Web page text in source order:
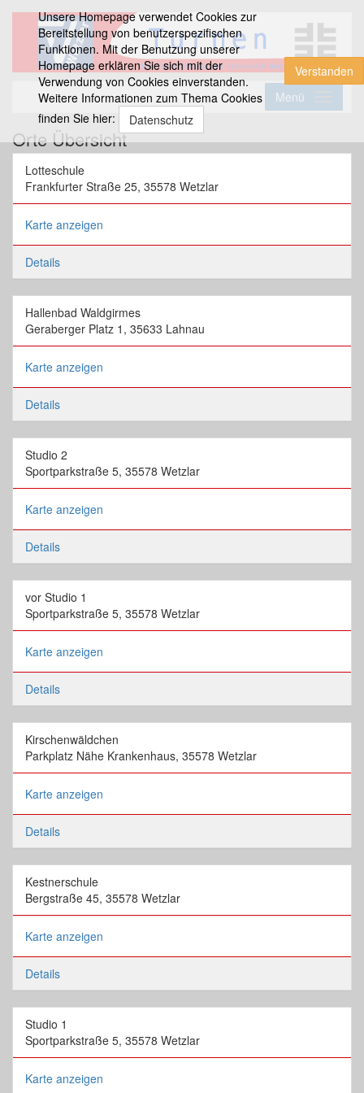
Unsere Homepage verwendet Cookies zur
Bereitstellung von benutzerspezifischen
Funktionen. Mit der Benutzung unserer
Homepage erklären Sie sich mit der
Verwendung von Cookies einverstanden.
Weitere Informationen zum Thema Cookies
finden Sie hier:
Datenschutz
Verstanden
Menü
Orte Übersicht
Lotteschule
Frankfurter Straße 25, 35578 Wetzlar
Karte anzeigen
Details
Hallenbad Waldgirmes
Geraberger Platz 1, 35633 Lahnau
Karte anzeigen
Details
Studio 2
Sportparkstraße 5, 35578 Wetzlar
Karte anzeigen
Details
vor Studio 1
Sportparkstraße 5, 35578 Wetzlar
Karte anzeigen
Details
Kirschenwäldchen
Parkplatz Nähe Krankenhaus, 35578 Wetzlar
Karte anzeigen
Details
Kestnerschule
Bergstraße 45, 35578 Wetzlar
Karte anzeigen
Details
Studio 1
Sportparkstraße 5, 35578 Wetzlar
Karte anzeigen